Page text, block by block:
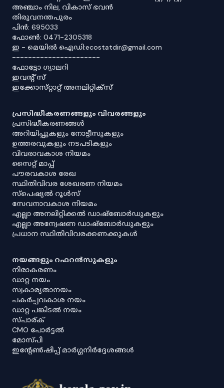
അഞ്ചാം നില, വികാസ് ഭവൻ
തിരുവനന്തപുരം
പിൻ: 695033
ഫോൺ: 0471-2305318
ഇ - മെയിൽ ഐഡി:ecostatdir@gmail.com
----------------------
ഫോട്ടോ ഗ്യാലറി
ഇവൻ്റ് സ്
ഇക്കോസ്‌റ്റാറ്റ് അനലിറ്റിക്‌സ്
പ്രസിദ്ധീകരണങ്ങളും വിവരങ്ങളും
പ്രസിദ്ധീകരണങ്ങൾ
അറിയിപ്പുകളും നോട്ടീസുകളും
ഉത്തരവുകളും നടപടികളും
വിവരാവകാശ നിയമം
സൈറ്റ് മാപ്പ്
പൗരവകാശ രേഖ
സ്ഥിതിവിവര ശേഖരണ നിയമം
സ്‌പെഷ്യൽ റൂൾസ്
സേവനാവകാശ നിയമം
എല്ലാ അനലിറ്റിക്കൽ ഡാഷ്‌ബോർഡുകളും
എല്ലാ അന്വേഷണ ഡാഷ്‌ബോർഡുകളും
പ്രധാന സ്ഥിതിവിവരക്കണക്കുകൾ
നയങ്ങളും റഫറൻസുകളും
നിരാകരണം
ഡാറ്റ നയം
സ്വകാര്യതാനയം
പകർപ്പവകാശ നയം
ഡാറ്റ പങ്കിടൽ നയം
സ്പാര്ക്
CMO പോർട്ടൽ
മോസ്പി
ഇൻ്റേൺഷിപ്പ് മാർഗ്ഗനിർദ്ദേശങ്ങൾ